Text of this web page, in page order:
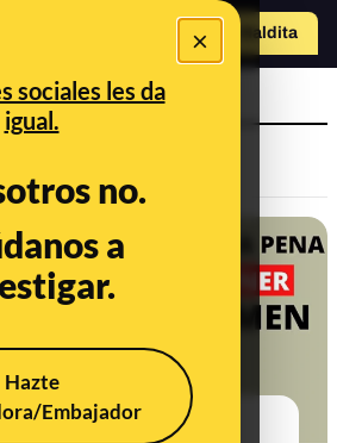
×
sociales les da
igual.
no.
a
Hazte
Embajador
Hazte Maldit o
a
el semen no tiene